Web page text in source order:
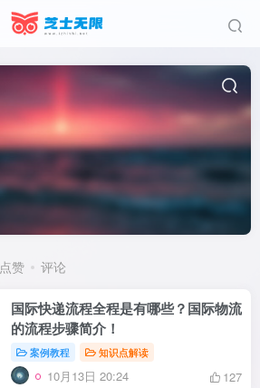
点赞 评论
国际快递流程全程是有哪些？国际物流
的流程步骤简介！
案例教程 知识点解读
10月13日 20:24 127